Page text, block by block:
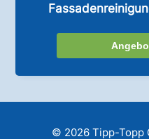
© 2026 Tipp-Topp